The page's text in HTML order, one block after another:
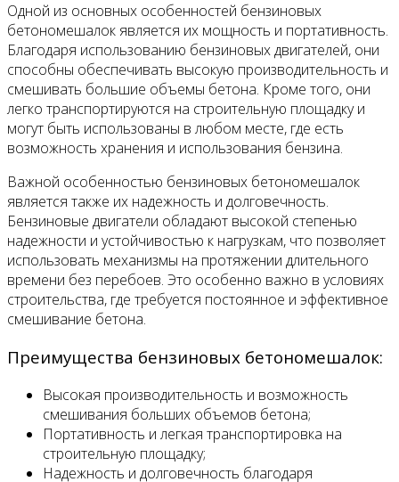
Одной из основных особенностей бензиновых
бетономешалок является их мощность и портативность.
Благодаря использованию бензиновых двигателей, они
способны обеспечивать высокую производительность и
смешивать большие объемы бетона. Кроме того, они
легко транспортируются на строительную площадку и
могут быть использованы в любом месте, где есть
возможность хранения и использования бензина.
Важной особенностью бензиновых бетономешалок
является также их надежность и долговечность.
Бензиновые двигатели обладают высокой степенью
надежности и устойчивостью к нагрузкам, что позволяет
использовать механизмы на протяжении длительного
времени без перебоев. Это особенно важно в условиях
строительства, где требуется постоянное и эффективное
смешивание бетона.
Преимущества бензиновых бетономешалок:
Высокая производительность и возможность
смешивания больших объемов бетона;
Портативность и легкая транспортировка на
строительную площадку;
Надежность и долговечность благодаря